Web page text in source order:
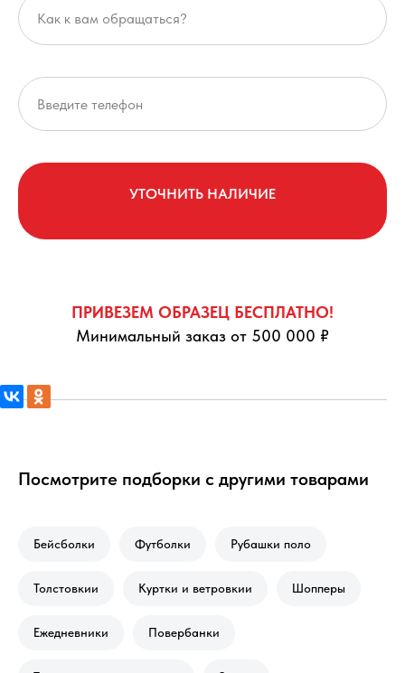
УТОЧНИТЬ НАЛИЧИЕ
ПРИВЕЗЕМ ОБРАЗЕЦ БЕСПЛАТНО!
Минимальный заказ от 500 000 ₽
Посмотрите подборки с другими товарами
Бейсболки Футболки Рубашки поло
Толстовкии Куртки и ветровкии Шопперы
Ежедневники Повербанки